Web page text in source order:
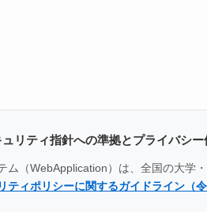
ュリティ指針への準拠とプライバシー
ム（WebApplication）は、全国の大学
ティポリシーに関するガイドライン（令